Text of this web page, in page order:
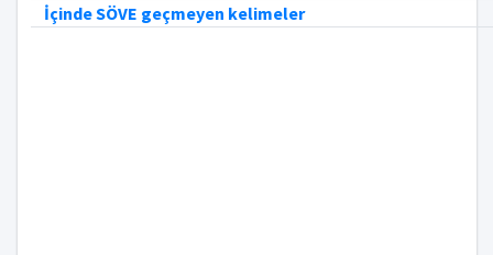
İçinde SÖVE geçmeyen kelimeler